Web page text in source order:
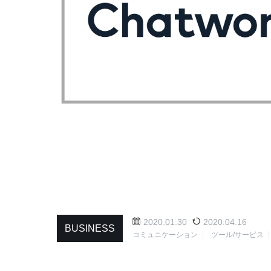
BUSINESS
2020.01.30 2020.04.16
コミュニケーション ツール/サービス